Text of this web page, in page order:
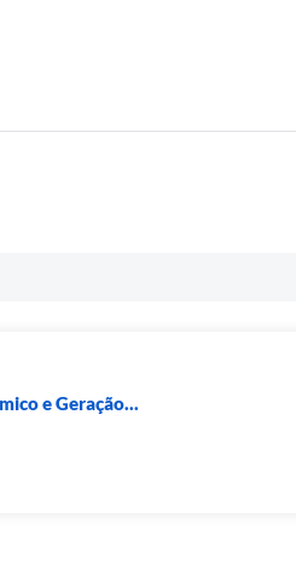
e Geração...